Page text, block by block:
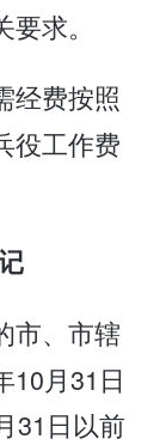
求。
经费按照
役工作费
市、市辖
10月31日
31日以前